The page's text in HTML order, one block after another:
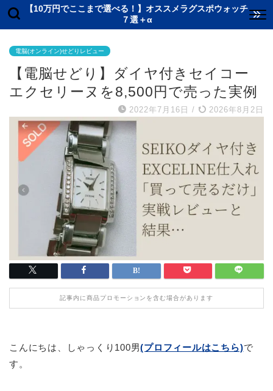
【10万円でここまで選べる！】オススメラグスポウォッチ
７選＋α
電脳(オンライン)せどりレビュー
【電脳せどり】ダイヤ付きセイコー
エクセリーヌを8,500円で売った実例
2022年7月16日 / 2026年8月2日
記事内に商品プロモーションを含む場合があります
こんにちは、しゃっくり100男(プロフィールはこちら)で
す。